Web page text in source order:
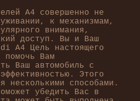
А4 совершенно не
к механизмам,
внимания,
доступ. Вы и Ваш
А4 Цель настоящего
помочь Вам
Ваш автомобиль с
Этого
несколькими способами.
убедить Вас в